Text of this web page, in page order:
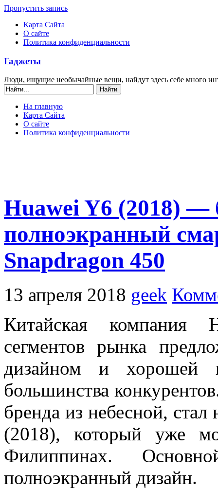
Пропустить запись
Карта Сайта
О сайте
Политика конфиденциальности
Гаджеты
Люди, ищущие необычайные вещи, найдут здесь себе много
На главную
Карта Сайта
О сайте
Политика конфиденциальности
Huawei Y6 (2018)
полноэкранный
Snapdragon 450
13 апреля 2018 geek
Китайская компания
сегментов рынка
дизайном и хорошей
большинства
бренда из небесной,
(2018), который уже
Филиппинах.
полноэкранный дизайн.